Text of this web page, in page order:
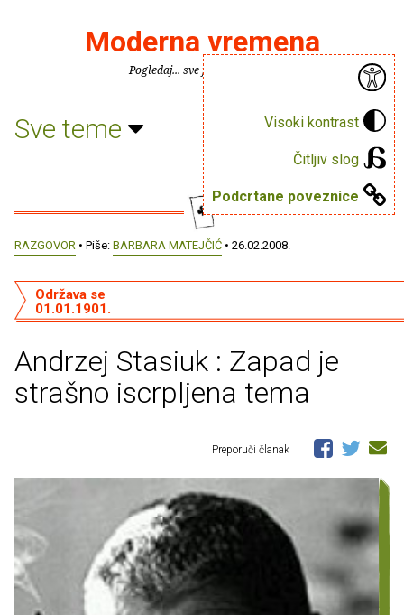
Visoki kontrast
Čitljiv slog
Podcrtane poveznice
Moderna vremena
Pogledaj... sve je puno knjiga.
Sve teme
RAZGOVOR • Piše: BARBARA MATEJČIĆ • 26.02.2008.
Andrzej Stasiuk : Zapad je
strašno iscrpljena tema
Održava se
01.01.1901.
Preporuči članak